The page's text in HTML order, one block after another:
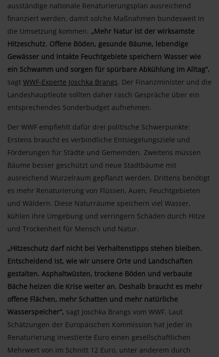
ausständige nationale Renaturierungsplan ausreichend
finanziert werden, damit solche Maßnahmen bundesweit in
die Umsetzung kommen. „Mehr Natur ist der wirksamste
Hitzeschutz. Offene Böden, gesunde Bäume, lebendige
Gewässer und intakte Feuchtgebiete speichern Wasser wie
ein Schwamm und sorgen für spürbare Abkühlung im Alltag“,
sagt WWF-Experte Joschka Brangs. Der Finanzminister und die
Landeshauptleute sollten daher rasch Gespräche über ein
entsprechendes Sonderbudget aufnehmen.
Der WWF empfiehlt dafür drei politische Schwerpunkte:
Erstens braucht es verbindliche Entsiegelungsziele und
Förderungen für Städte und Gemeinden. Zweitens müssen
Bäume besser geschützt und neue Stadtbäume mit
ausreichend Wurzelraum gepflanzt werden. Drittens benötigt
es mehr Renaturierung von Flüssen, Auen, Feuchtgebieten
und Wäldern. Diese Naturräume speichern viel Wasser,
kühlen ihre Umgebung und verringern Schäden durch Hitze
und Trockenheit für Mensch und Natur.
„Hitzeschutz darf nicht bei Verhaltenstipps stehen bleiben.
Entscheidend ist, wie wir unsere Orte und Landschaften
gestalten. Asphaltwüsten, trockene Böden und verbaute
Bäche heizen die Krise weiter an. Deshalb braucht es mehr
offene Flächen, mehr Schatten und mehr natürliche
Wasserspeicher“, sagt Joschka Brangs vom WWF. Laut
Schätzungen der Europäischen Kommission hat jeder in
Renaturierung investierte Euro einen gesellschaftlichen
Mehrwert von im Schnitt 12 Euro, unter anderem durch